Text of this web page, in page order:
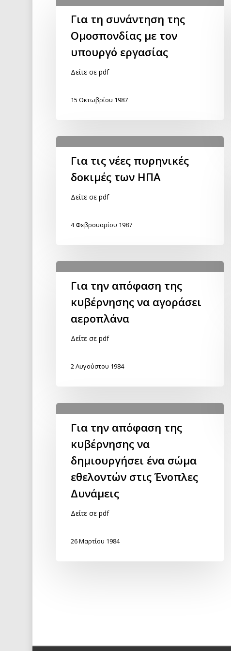
Για τη συνάντηση της
Ομοσπονδίας με τον
υπουργό εργασίας
Δείτε σε pdf
15 Οκτωβρίου 1987
Για τις νέες πυρηνικές
δοκιμές των ΗΠΑ
Δείτε σε pdf
4 Φεβρουαρίου 1987
Για την απόφαση της
κυβέρνησης να αγοράσει
αεροπλάνα
Δείτε σε pdf
2 Αυγούστου 1984
Για την απόφαση της
κυβέρνησης να
δημιουργήσει ένα σώμα
εθελοντών στις Ένοπλες
Δυνάμεις
Δείτε σε pdf
26 Μαρτίου 1984